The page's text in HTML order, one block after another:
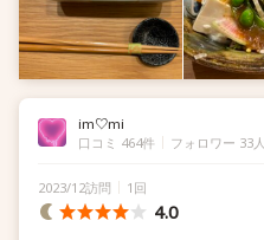
im♡mi
口コミ 464件 フォロワー 33人
2023/12訪問 1回
4.0